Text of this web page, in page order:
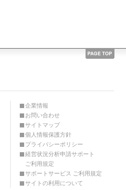
企業情報
お問い合わせ
サイトマップ
個人情報保護方針
プライバシーポリシー
経営状況分析申請サポート
ご利用規定
サポートサービス ご利用規定
サイトの利用について